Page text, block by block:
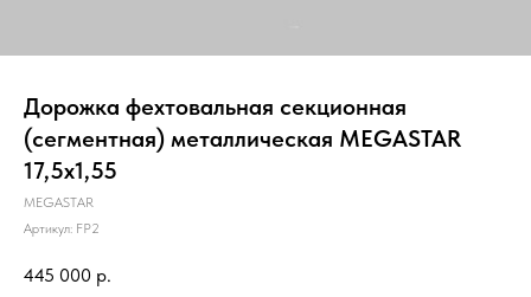
Дорожка фехтовальная секционная
(сегментная) металлическая MEGASTAR
17,5x1,55
MEGASTAR
Артикул: FP2
445 000 р.